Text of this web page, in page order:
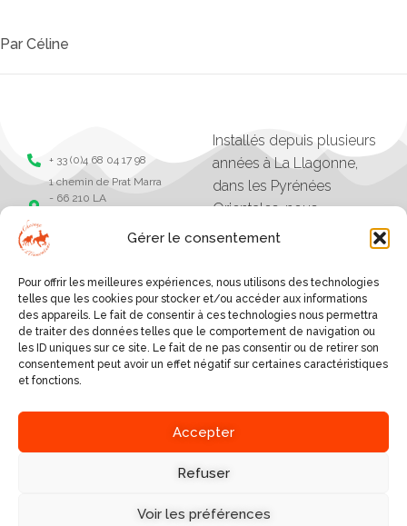
Gérer le consentement
Pour offrir les meilleures expériences, nous utilisons des technologies
telles que les cookies pour stocker et/ou accéder aux informations
des appareils. Le fait de consentir à ces technologies nous permettra
de traiter des données telles que le comportement de navigation ou
les ID uniques sur ce site. Le fait de ne pas consentir ou de retirer son
consentement peut avoir un effet négatif sur certaines caractéristiques
et fonctions.
Accepter
Refuser
Voir les préférences
Par Céline
+ 33 (0)4 68 04 17 98
1 chemin de Prat Marra
- 66 210 LA
Pyrénées Orientales
Chevaux de la
tramontane
Installés depuis plusieurs
années à La Llagonne,
dans les Pyrénées
Orientales, nous
organisons des balades,
cheval.
Les excursions vont
d'une heure à plusieurs
jours, et sont organisés
selon le niveau des
A PROPOS
SERVICES
BALADES AUTOUR DU
VILLAGE
REFUGE OU HÔTEL